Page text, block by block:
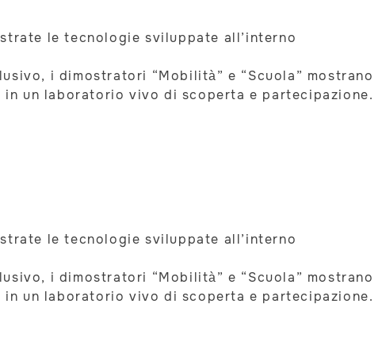
le tecnologie sviluppate all’interno
i dimostratori “Mobilità” e “Scuola” mostrano
un laboratorio vivo di scoperta e partecipazione.
le tecnologie sviluppate all’interno
i dimostratori “Mobilità” e “Scuola” mostrano
un laboratorio vivo di scoperta e partecipazione.